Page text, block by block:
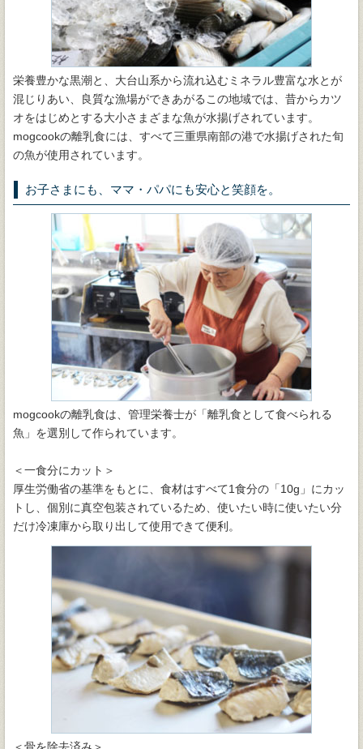
栄養豊かな黒潮と、大台山系から流れ込むミネラル豊富な水とが
混じりあい、良質な漁場ができあがるこの地域では、昔からカツ
オをはじめとする大小さまざまな魚が水揚げされています。
mogcookの離乳食には、すべて三重県南部の港で水揚げされた旬
の魚が使用されています。
お子さまにも、ママ・パパにも安心と笑顔を。
mogcookの離乳食は、管理栄養士が「離乳食として食べられる
魚」を選別して作られています。
＜一食分にカット＞
厚生労働省の基準をもとに、食材はすべて1食分の「10g」にカッ
トし、個別に真空包装されているため、使いたい時に使いたい分
だけ冷凍庫から取り出して使用できて便利。